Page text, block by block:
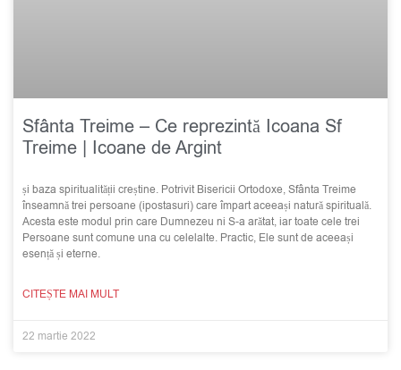
Sfânta Treime – Ce reprezintă Icoana Sf
Treime | Icoane de Argint
și baza spiritualității creștine. Potrivit Bisericii Ortodoxe, Sfânta Treime
înseamnă trei persoane (ipostasuri) care împart aceeași natură spirituală.
Acesta este modul prin care Dumnezeu ni S-a arătat, iar toate cele trei
Persoane sunt comune una cu celelalte. Practic, Ele sunt de aceeași
esență și eterne.
CITEȘTE MAI MULT
22 martie 2022